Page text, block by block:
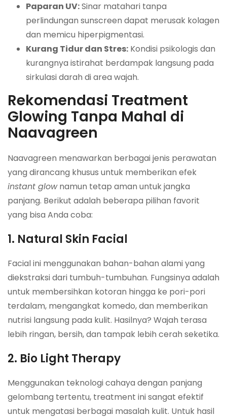
Paparan UV:Sinar matahari tanpa
perlindungan sunscreen dapat merusak kolagen
dan memicu hiperpigmentasi.
Kurang Tidur dan Stres: Kondisi psikologis dan
kurangnya istirahat berdampak langsung pada
sirkulasi darah di area wajah.
Rekomendasi Treatment
Glowing Tanpa Mahal di
Naavagreen
Naavagreen menawarkan berbagai jenis perawatan
yang dirancang khusus untuk memberikan efek
instant glownamun tetap aman untuk jangka
panjang. Berikut adalah beberapa pilihan favorit
yang bisa Anda coba:
1. Natural Skin Facial
Facial ini menggunakan bahan-bahan alami yang
diekstraksi dari tumbuh-tumbuhan. Fungsinya adalah
untuk membersihkan kotoran hingga ke pori-pori
terdalam, mengangkat komedo, dan memberikan
nutrisi langsung pada kulit. Hasilnya? Wajah terasa
lebih ringan, bersih, dan tampak lebih cerah seketika.
2. Bio Light Therapy
Menggunakan teknologi cahaya dengan panjang
gelombang tertentu, treatment ini sangat efektif
untuk mengatasi berbagai masalah kulit. Untuk hasil